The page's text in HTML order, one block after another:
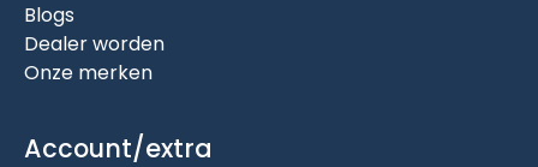
Blogs
Dealer worden
Onze merken
Account/extra